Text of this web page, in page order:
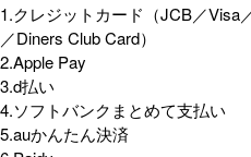
1.クレジットカード（JCB／Visa
／Diners Club Card）
2.Apple Pay
3.d払い
4.ソフトバンクまとめて支払い
5.auかんたん決済